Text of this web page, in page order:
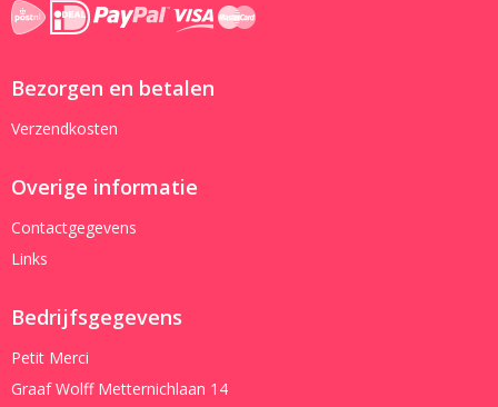
Bezorgen en betalen
Verzendkosten
Overige informatie
Contactgegevens
Links
Bedrijfsgegevens
Petit Merci
Graaf Wolff Metternichlaan 14